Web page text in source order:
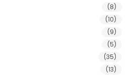
(8)
(10)
(9)
(5)
(35)
(13)